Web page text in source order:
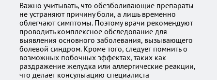
Важно учитывать, что обезболивающие препараты
не устраняют причину боли, а лишь временно
облегчают симптомы. Поэтому врачи рекомендуют
проводить комплексное обследование для
выявления основного заболевания, вызывающего
болевой синдром. Кроме того, следует помнить о
возможных побочных эффектах, таких как
раздражение желудка или аллергические реакции,
что делает консультацию специалиста